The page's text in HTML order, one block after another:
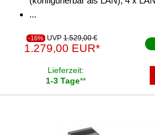
...
-16% UVP 1.529,00 €
1.279,00 EUR*
Lieferzeit:
1-3 Tage**